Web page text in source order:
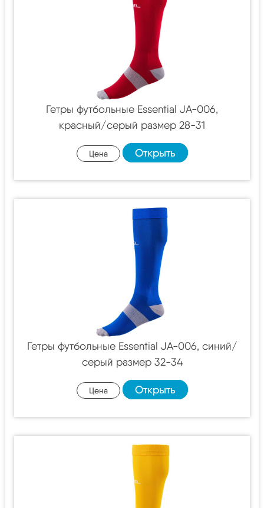
Гетры футбольные Essential JA-006,
красный/серый размер 28-31
Цена Открыть
Гетры футбольные Essential JA-006, синий/
серый размер 32-34
Цена Открыть